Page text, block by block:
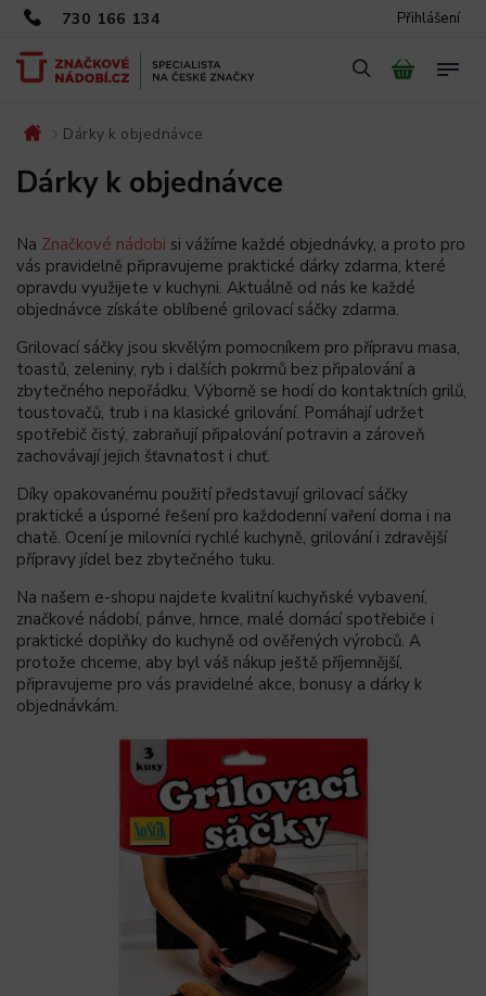
730 166 134 Přihlášení
Dárky k objednávce
Dárky k objednávce
Na Značkové nádobi si vážíme každé objednávky, a proto pro
vás pravidelně připravujeme praktické dárky zdarma, které
opravdu využijete v kuchyni. Aktuálně od nás ke každé
objednávce získáte oblíbené grilovací sáčky zdarma.
Grilovací sáčky jsou skvělým pomocníkem pro přípravu masa,
toastů, zeleniny, ryb i dalších pokrmů bez připalování a
zbytečného nepořádku. Výborně se hodí do kontaktních grilů,
toustovačů, trub i na klasické grilování. Pomáhají udržet
spotřebič čistý, zabraňují připalování potravin a zároveň
zachovávají jejich šťavnatost i chuť.
Díky opakovanému použití představují grilovací sáčky
praktické a úsporné řešení pro každodenní vaření doma i na
chatě. Ocení je milovníci rychlé kuchyně, grilování i zdravější
přípravy jídel bez zbytečného tuku.
Na našem e-shopu najdete kvalitní kuchyňské vybavení,
značkové nádobí, pánve, hrnce, malé domácí spotřebiče i
praktické doplňky do kuchyně od ověřených výrobců. A
protože chceme, aby byl váš nákup ještě příjemnější,
připravujeme pro vás pravidelné akce, bonusy a dárky k
objednávkám.